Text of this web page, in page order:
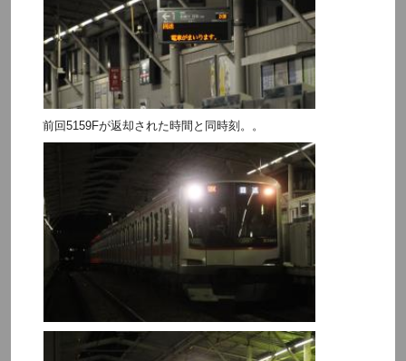
前回5159Fが返却された時間と同時刻。。